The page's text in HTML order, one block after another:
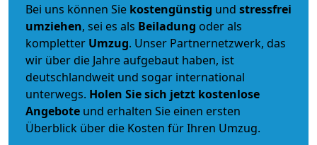
Bei uns können Sie kostengünstig und stressfrei
umziehen, sei es als Beiladung oder als
kompletter Umzug. Unser Partnernetzwerk, das
wir über die Jahre aufgebaut haben, ist
deutschlandweit und sogar international
unterwegs. Holen Sie sich jetzt kostenlose
Angebote und erhalten Sie einen ersten
Überblick über die Kosten für Ihren Umzug.